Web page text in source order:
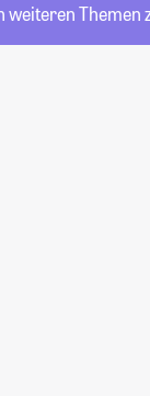
weiteren Themen